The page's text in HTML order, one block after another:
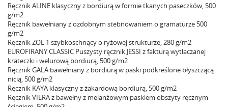
Ręcznik ALINE klasyczny z bordiurą w formie tkanych paseczków, 500
g/m2
Ręcznik bawełniany z ozdobnym stebnowaniem o gramaturze 500
g/m2
Ręcznik ZOE 1 szybkoschnący o ryżowej strukturze, 280 g/m2
EUROFIRANY CLASSIC Puszysty ręcznik JESSI z fakturą wytłaczanej
krateczki i welurową bordiurą, 500 g/m2
Ręcznik GALA bawełniany z bordiurą w paski podkreślone błyszczącą
nicią, 500 g/m2
Ręcznik KAYA klasyczny z żakardową bordiurą, 500 g/m2
Ręcznik VIERA z bawełny z melanżowym paskiem obszyty ręcznym